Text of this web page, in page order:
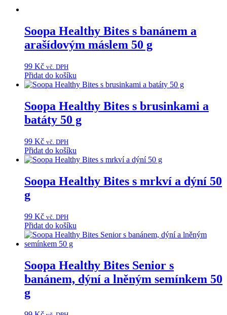
Soopa Healthy Bites s banánem a
arašídovým máslem 50 g
99 Kč vč. DPH
Přidat do košíku
Soopa Healthy Bites s brusinkami a
batáty 50 g
99 Kč vč. DPH
Přidat do košíku
Soopa Healthy Bites s mrkví a dýní 50
g
99 Kč vč. DPH
Přidat do košíku
Soopa Healthy Bites Senior s
banánem, dýní a lněným semínkem 50
g